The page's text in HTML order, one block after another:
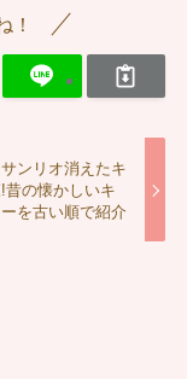
！
サンリオ消えたキ
昔の懐かしいキ
を古い順で紹介